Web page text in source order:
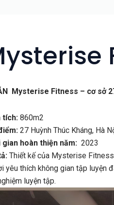
Mysterise Fitness – cơ sở
tích: 860m2
27 Huỳnh Thúc Kháng, Hà
gian hoàn thiện năm: 2023
Thiết kế của Mysterise Fitness
yêu thích không gian tập luyện
luyện tập.